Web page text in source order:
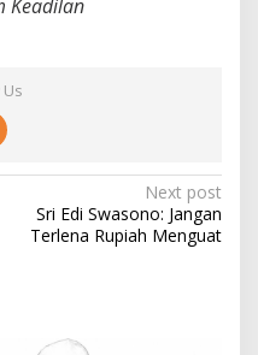
Keadilan
Next post
Sri Edi Swasono: Jangan
Terlena Rupiah Menguat